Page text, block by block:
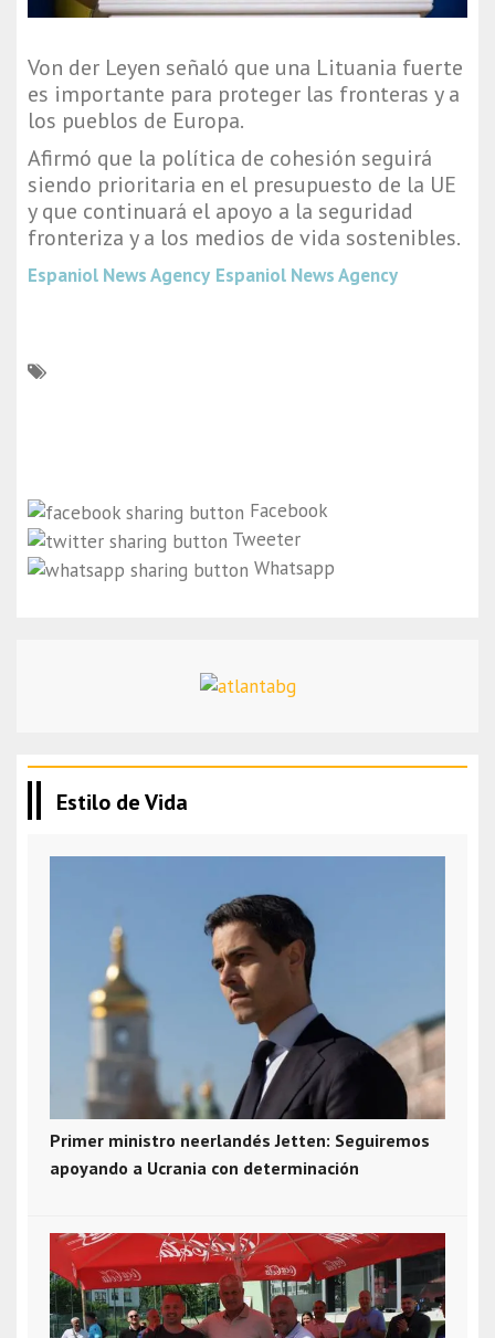
Von der Leyen señaló que una Lituania fuerte
es importante para proteger las fronteras y a
los pueblos de Europa.
Afirmó que la política de cohesión seguirá
siendo prioritaria en el presupuesto de la UE
y que continuará el apoyo a la seguridad
fronteriza y a los medios de vida sostenibles.
Espaniol News Agency Espaniol News Agency
Facebook
Tweeter
Whatsapp
Estilo de Vida
Primer ministro neerlandés Jetten: Seguiremos
apoyando a Ucrania con determinación